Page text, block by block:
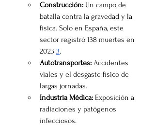
Construcción: Un campo de
batalla contra la gravedad y la
física. Solo en España, este
sector registró 138 muertes en
2023 3.
Autotransportes: Accidentes
viales y el desgaste físico de
largas jornadas.
Industria Médica: Exposición a
radiaciones y patógenos
infecciosos.